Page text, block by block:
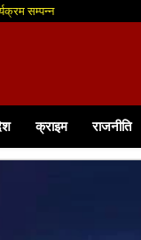
सम्पन्न
पहचान, फूलमाला व्यवसाय से
क्राइम राजनीति